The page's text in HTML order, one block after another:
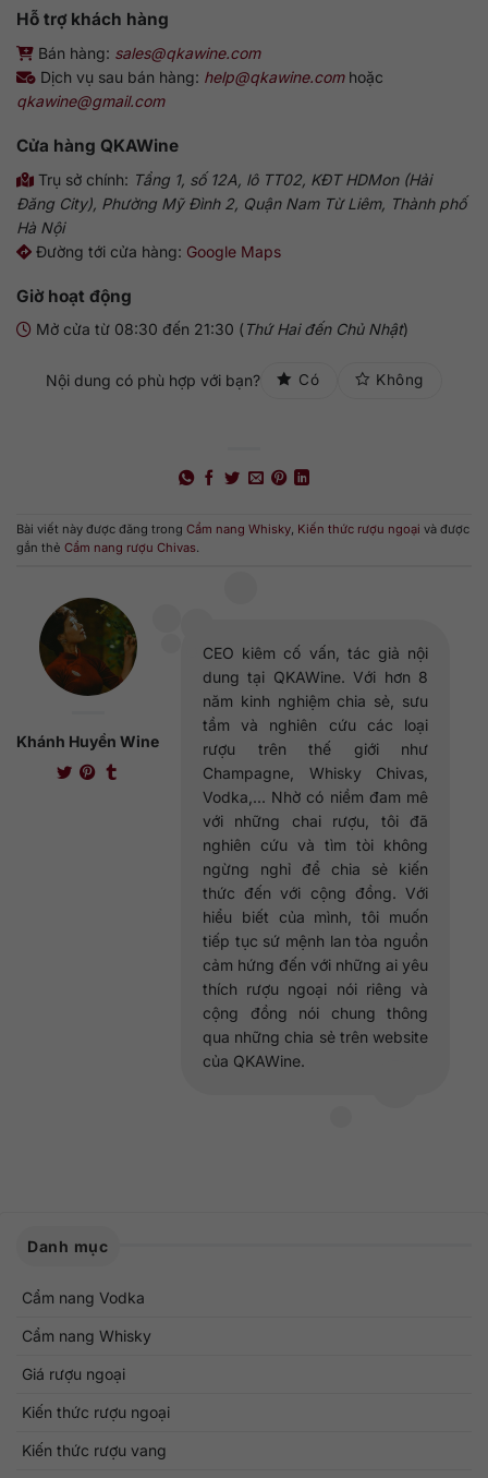
Hỗ trợ khách hàng
Bán hàng: sales@qkawine.com
Dịch vụ sau bán hàng: help@qkawine.comhoặc
qkawine@gmail.com
Cửa hàng QKAWine
Trụ sở chính: Tầng 1, số 12A, lô TT02, KĐT HDMon (Hải
Đăng City), Phường Mỹ Đình 2, Quận Nam Từ Liêm, Thành phố
Hà Nội
Đường tới cửa hàng: Google Maps
Giờ hoạt động
Mở cửa từ 08:30 đến 21:30 ( Thứ Hai đến Chủ Nhật)
Nội dung có phù hợp với bạn? Có Không
Bài viết này được đăng trong Cẩm nang Whisky, Kiến thức rượu ngoại và được
gắn thẻ Cẩm nang rượu Chivas.
Khánh Huyền Wine
CEO kiêm cố vấn, tác giả nội
dung tại QKAWine. Với hơn 8
năm kinh nghiệm chia sẻ, sưu
tầm và nghiên cứu các loại
rượu trên thế giới như
Champagne, Whisky Chivas,
Vodka,... Nhờ có niềm đam mê
với những chai rượu, tôi đã
nghiên cứu và tìm tòi không
ngừng nghỉ để chia sẻ kiến
thức đến với cộng đồng. Với
hiểu biết của mình, tôi muốn
tiếp tục sứ mệnh lan tỏa nguồn
cảm hứng đến với những ai yêu
thích rượu ngoại nói riêng và
cộng đồng nói chung thông
qua những chia sẻ trên website
của QKAWine.
Danh mục
Cẩm nang Vodka
Cẩm nang Whisky
Giá rượu ngoại
Kiến thức rượu ngoại
Kiến thức rượu vang